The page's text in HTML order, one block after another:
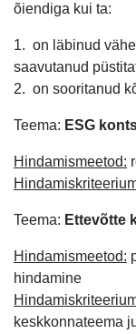
õiendiga kui ta:
1. on läbinud
saavutanud
2. on sooritanud
Teema: ESG
Hindamismeetod:
Teema: Ettevõtte
Hindamismeetod:
hindamine
keskkonnateema